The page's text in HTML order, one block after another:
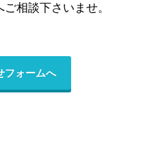
相談下さいませ。
フォームへ